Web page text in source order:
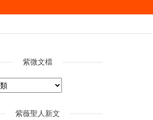
紫微文檔
紫薇聖人新文